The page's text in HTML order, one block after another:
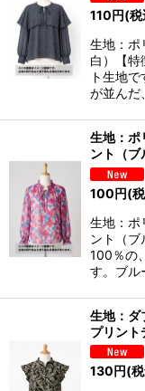
110円(税
生地：ポ
白）【特
ト生地
が並ん
生地：ポ
ント（ブ
100円(
生地：ポ
ント（
100％の
す。ブ
生地：ダ
プリント
130円(